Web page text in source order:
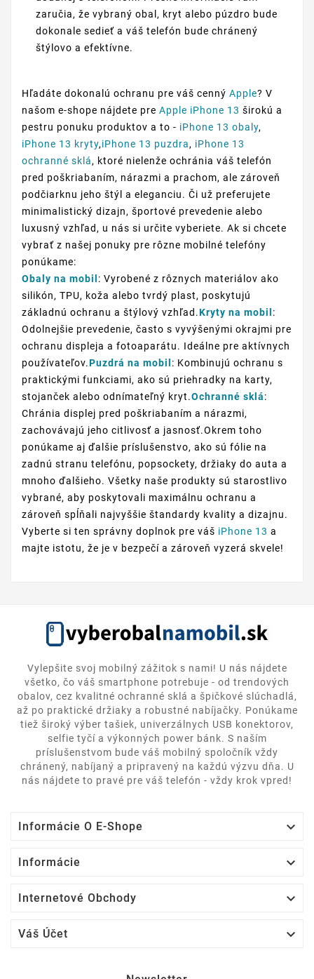
zaručia, že vybraný obal, kryt alebo púzdro bude
dokonale sedieť a váš telefón bude chránený
štýlovo a efektívne.
Hľadáte dokonalú ochranu pre váš cenný Apple? V
našom e-shope nájdete pre Apple iPhone 13 širokú a
pestru ponuku produktov a to - iPhone 13 obaly,
iPhone 13 kryty,iPhone 13 puzdra, iPhone 13
ochranné sklá, ktoré nielenže ochránia váš telefón
pred poškriabaním, nárazmi a prachom, ale zároveň
podčiarknu jeho štýl a eleganciu. Či už preferujete
minimalistický dizajn, športové prevedenie alebo
luxusný vzhľad, u nás si určite vyberiete. Ak si chcete
vybrať z našej ponuky pre rôzne mobilné telefóny
ponúkame:
Obaly na mobil : Vyrobené z rôznych materiálov ako
silikón, TPU, koža alebo tvrdý plast, poskytujú
základnú ochranu a štýlový vzhľad.Kryty na mobil :
Odolnejšie prevedenie, často s vyvýšenými okrajmi pre
ochranu displeja a fotoaparátu. Ideálne pre aktívnych
používateľov.Puzdrá na mobil : Kombinujú ochranu s
praktickými funkciami, ako sú priehradky na karty,
stojanček alebo odnímateľný kryt.Ochranné sklá:
Chránia displej pred poškriabaním a nárazmi,
zachovávajú jeho citlivosť a jasnosť.Okrem toho
ponúkame aj ďalšie príslušenstvo, ako sú fólie na
zadnú stranu telefónu, popsockety, držiaky do auta a
mnoho ďalšieho. Všetky naše produkty sú starostlivo
vybrané, aby poskytovali maximálnu ochranu a
zároveň spĺňali najvyššie štandardy kvality a dizajnu.
Vyberte si ten správny doplnok pre váš iPhone 13 a
majte istotu, že je v bezpečí a zároveň vyzerá skvele!
Vylepšite svoj mobilný zážitok s nami! U nás nájdete
všetko, čo váš smartphone potrebuje - od trendových
obalov, cez kvalitné ochranné sklá a špičkové slúchadlá,
až po praktické držiaky a robustné nabíjačky. Ponúkame
tiež široký výber tašiek, univerzálnych USB konektorov,
selfie tyčí a výkonných power bánk. S naším
príslušenstvom bude váš mobilný spoločník vždy
chránený, nabíjaný a pripravený na každú výzvu dňa. U
nás nájdete to pravé pre váš telefón - vždy krok vpred!
Informácie O E-Shope 
Informácie 
Internetové Obchody 
Váš Účet 